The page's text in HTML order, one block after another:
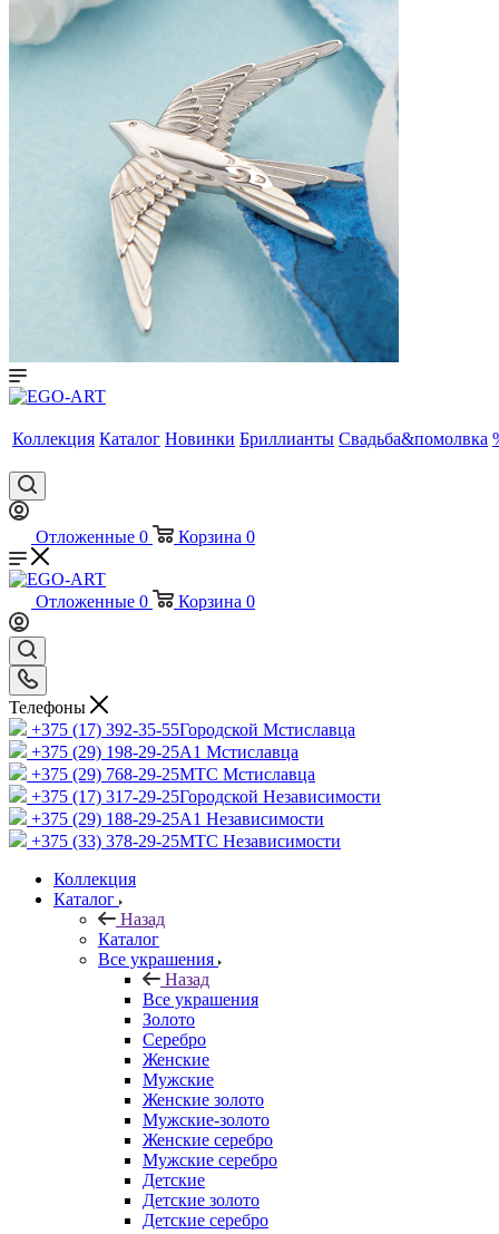
Коллекция Каталог Новинки Бриллианты Свадьба&помолвка
Отложенные 0 Корзина 0
Отложенные 0 Корзина 0
Телефоны
+375 (17) 392-35-55Городской Мстиславца
+375 (29) 198-29-25A1 Мстиславца
+375 (29) 768-29-25МТС Мстиславца
+375 (17) 317-29-25Городской Независимости
+375 (29) 188-29-25A1 Независимости
+375 (33) 378-29-25МТС Независимости
Коллекция
Каталог
Назад
Каталог
Все украшения
Назад
Все украшения
Золото
Серебро
Женские
Мужские
Женские золото
Мужские-золото
Женские серебро
Мужские серебро
Детские
Детские золото
Детские серебро